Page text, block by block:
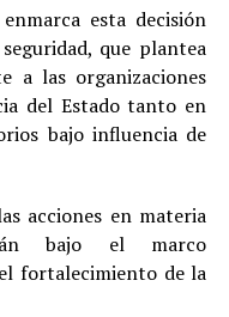
esta decisión
que plantea
a las organizaciones
del Estado tanto en
bajo influencia de
acciones en materia
bajo el marco
fortalecimiento de la